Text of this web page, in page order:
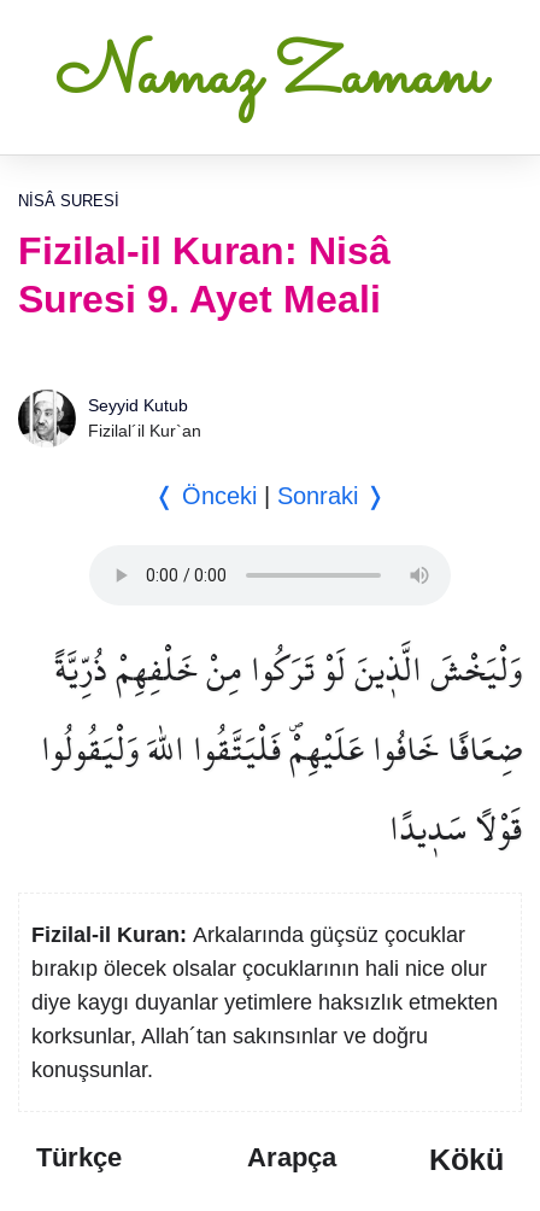
Namaz Zamanı
NISÂ SURESI
Fizilal-il Kuran: Nisâ
Suresi 9. Ayet Meali
Seyyid Kutub
Fizilal´il Kur`an
❬ Önceki Sonraki ❭
وَلْيَخْشَ الَّذ۪ينَ لَوْ تَرَكُوا مِنْ خَلْفِهِمْ ذُرِّيَّةً
ضِعَافًا خَافُوا عَلَيْهِمْۖ فَلْيَتَّقُوا اللّٰهَ وَلْيَقُولُوا
قَوْلًا سَد۪يدًا
Fizilal-il Kuran: Arkalarında güçsüz çocuklar
bırakıp ölecek olsalar çocuklarının hali nice olur
diye kaygı duyanlar yetimlere haksızlık etmekten
korksunlar, Allah´tan sakınsınlar ve doğru
konuşsunlar.
Türkçe Arapça Kökü